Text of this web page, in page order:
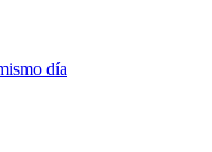
día